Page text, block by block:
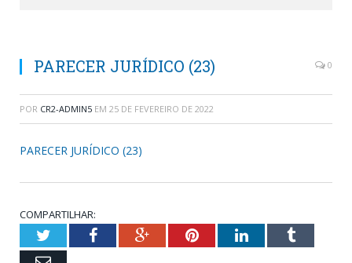
PARECER JURÍDICO (23) 0
POR CR2-ADMIN5 EM 25 DE FEVEREIRO DE 2022
PARECER JURÍDICO (23)
COMPARTILHAR:
TwitterFacebookGoogle+PinterestLinkedInTumblr